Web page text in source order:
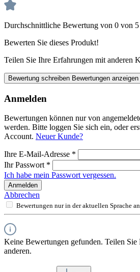
Durchschnittliche Bewertung von 0 von 5
Bewerten Sie dieses Produkt!
Teilen Sie Ihre Erfahrungen mit anderen
Bewertung schreiben Bewertungen anzeigen
Anmelden
Bewertungen können nur von
werden. Bitte loggen Sie sich ein, oder
Account. Neuer Kunde?
Ihre E-Mail-Adresse *
Ihr Passwort *
Ich habe mein Passwort vergessen.
Anmelden
Abbrechen
Bewertungen nur in der aktuellen Sprache
Keine Bewertungen gefunden. Teilen
anderen.